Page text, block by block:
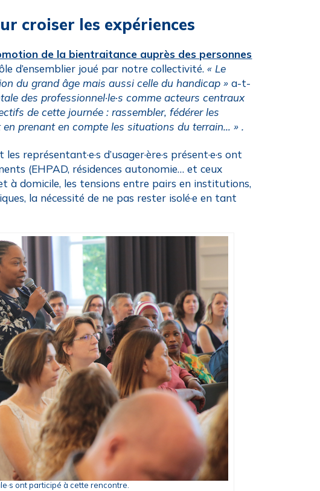
croiser les expériences
de la bientraitance auprès des personnes
d’ensemblier joué par notre collectivité.« Le
du grand âge mais aussi celle du handicap » a-t-
des professionnel·le·s comme acteurs centraux
de cette journée : rassembler, fédérer les
prenant en compte les situations du terrain… » .
représentant·e·s d’usager·ère·s présent·e·s ont
(EHPAD, résidences autonomie… et ceux
à domicile, les tensions entre pairs en institutions,
la nécessité de ne pas rester isolé·e en tant
ont participé à cette rencontre.